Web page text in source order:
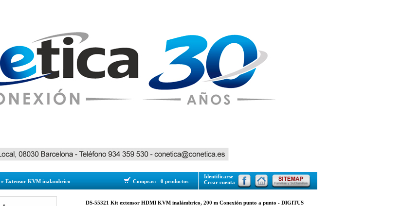
» Extensor KVM inalambrico Compras: 0 productos
Identificarse
Crear cuenta
DS-55321 Kit extensor HDMI KVM inalámbrico, 200 m Conexión punto a punto - DIGITUS